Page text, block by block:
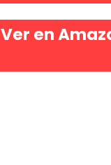
Ver en